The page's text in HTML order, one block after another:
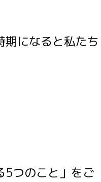
になると私たち
5つのこと」をご